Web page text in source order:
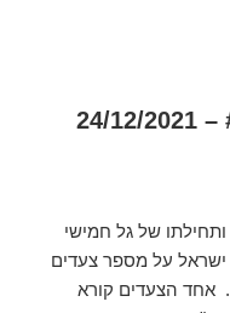
של גל חמישי
על מספר צעדים
אחד הצעדים קורא